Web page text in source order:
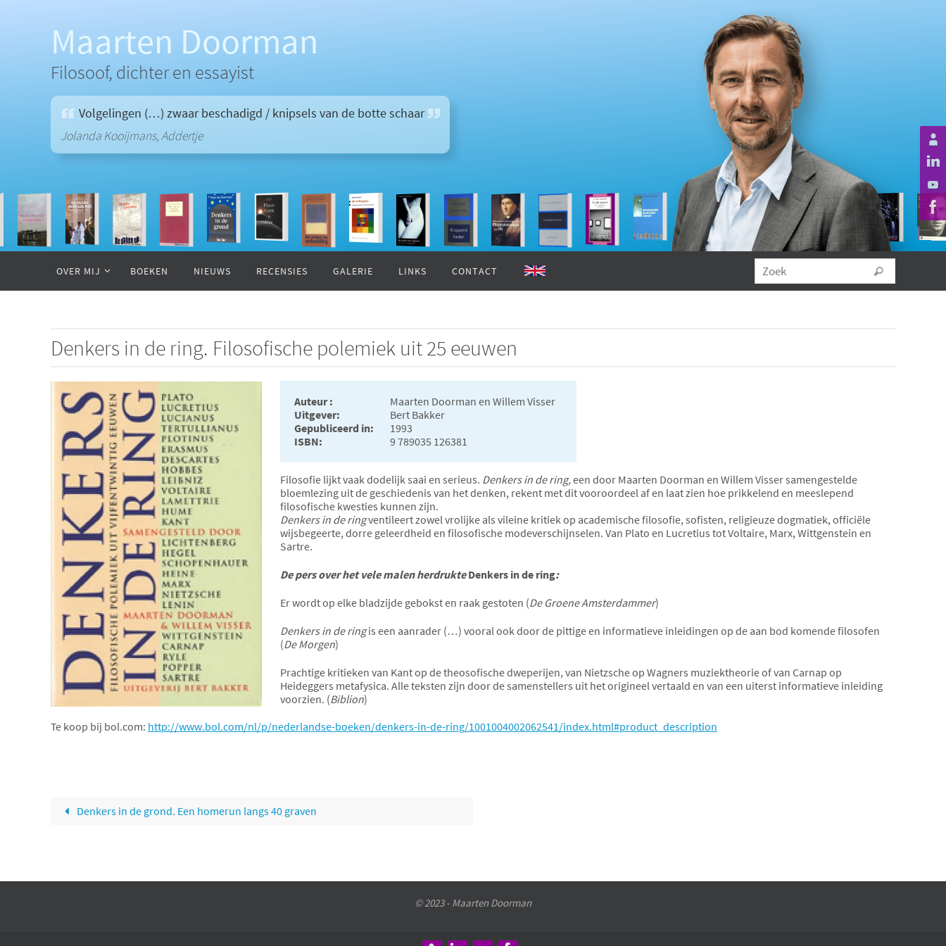
Maarten Doorman
Filosoof, dichter en essayist
Volgelingen (…) zwaar beschadigd / knipsels van de botte schaar
Jolanda Kooijmans, Addertje
inhoud
OVER MIJ BOEKEN NIEUWS RECENSIES GALERIE LINKS CONTACT Zoek
Denkers in de ring. Filosofische polemiek uit 25 eeuwen
Auteur :
Maarten Doorman en Willem Visser
Uitgever:
Bert Bakker
Gepubliceerd in:
1993
ISBN:
9 789035 126381
Filosofie lijkt vaak dodelijk saai en serieus. Denkers in de ring,een door Maarten Doorman en Willem Visser samengestelde
bloemlezing uit de geschiedenis van het denken, rekent met dit vooroordeel af en laat zien hoe prikkelend en meeslepend
filosofische kwesties kunnen zijn.
Denkers in de ringventileert zowel vrolijke als vileine kritiek op academische filosofie, sofisten, religieuze dogmatiek, officiële
wijsbegeerte, dorre geleerdheid en filosofische modeverschijnselen. Van Plato en Lucretius tot Voltaire, Marx, Wittgenstein en
Sartre.
De pers over het vele malen herdrukteDenkers in de ring:
Er wordt op elke bladzijde gebokst en raak gestoten (De Groene Amsterdammer)
Denkers in de ringis een aanrader (…) vooral ook door de pittige en informatieve inleidingen op de aan bod komende filosofen
(De Morgen)
Prachtige kritieken van Kant op de theosofische dweperijen, van Nietzsche op Wagners muziektheorie of van Carnap op
Heideggers metafysica. Alle teksten zijn door de samenstellers uit het origineel vertaald en van een uiterst informatieve inleiding
voorzien. (Biblion)
Te koop bij bol.com: http://www.bol.com/nl/p/nederlandse-boeken/denkers-in-de-ring/1001004002062541/index.html#product_description
Denkers in de grond. Een homerun langs 40 graven
© 2023 - Maarten Doorman